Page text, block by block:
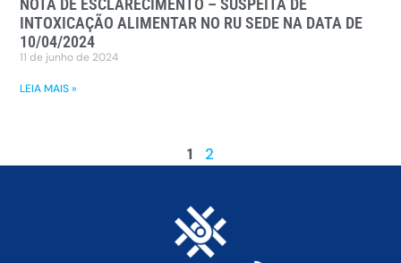
NOTA DE ESCLARECIMENTO – SUSPEITA DE
INTOXICAÇÃO ALIMENTAR NO RU SEDE NA DATA DE
10/04/2024
11 de junho de 2024
LEIA MAIS »
1 2